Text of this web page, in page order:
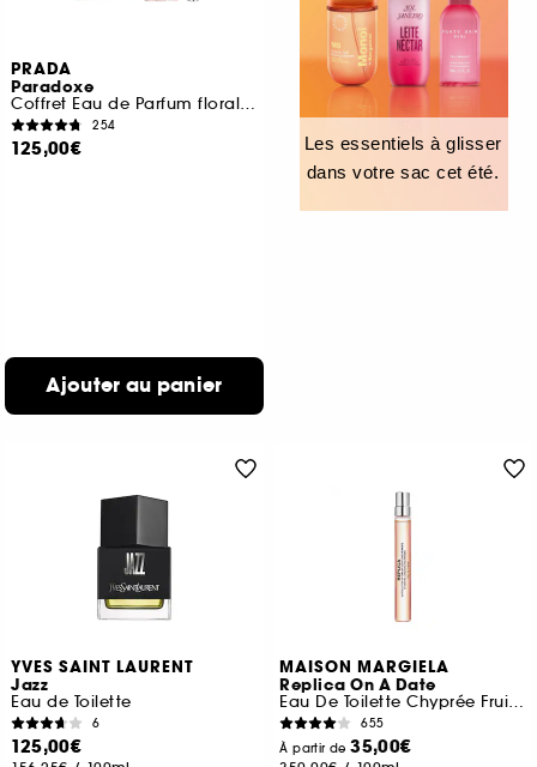
PRADA
Paradoxe
Coffret Eau de Parfum florale ambrée et Baume Astral Pink pour femme
254
125,00€
Ajouter au panier
Les essentiels à glisser
dans votre sac cet été.
YVES SAINT LAURENT
Jazz
Eau de Toilette
6
125,00€
MAISON MARGIELA
Replica On A Date
Eau De Toilette Chyprée Fruitée
655
À partir de35,00€